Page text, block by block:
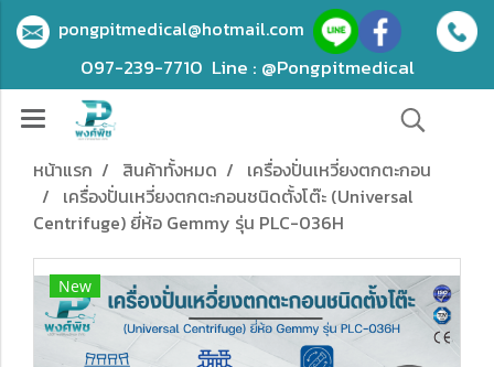
pongpitmedical@hotmail.com
097-239-7710 Line : @Pongpitmedical
หน้าแรก สินค้าทั้งหมด
เครื่องปั่นเหวี่ยงตกตะกอน
เครื่องปั่นเหวี่ยงตกตะกอนชนิดตั้งโต๊ะ (Universal
Centrifuge) ยี่ห้อ Gemmy รุ่น PLC-036H
New